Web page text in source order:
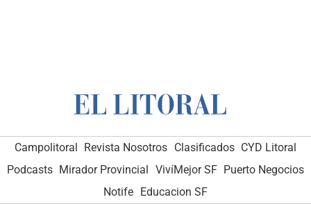
Campolitoral Revista Nosotros Clasificados CYD Litoral
Podcasts Mirador Provincial VivíMejor SF Puerto Negocios
Notife Educacion SF